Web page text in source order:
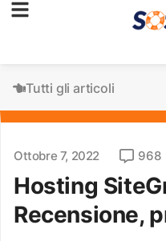
Tutti gli articoli
Ottobre 7, 2022 968
Hosting
Recensione,